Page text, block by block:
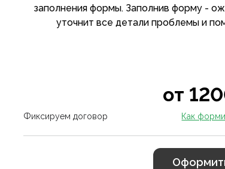
заполнения формы. Заполнив форму -
уточнит все детали проблемы и
от
Фиксируем договор Как